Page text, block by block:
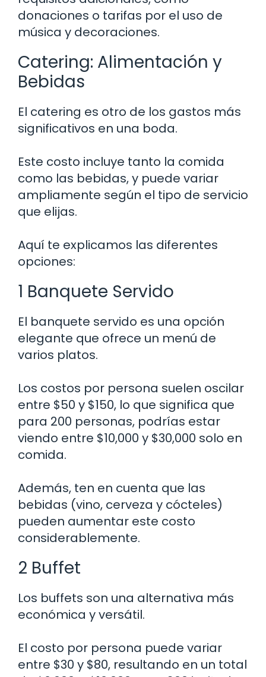
donaciones o tarifas por el uso de
música y decoraciones.
Catering: Alimentación y
Bebidas
El catering es otro de los gastos más
significativos en una boda.
Este costo incluye tanto la comida
como las bebidas, y puede variar
ampliamente según el tipo de servicio
que elijas.
Aquí te explicamos las diferentes
opciones:
1 Banquete Servido
El banquete servido es una opción
elegante que ofrece un menú de
varios platos.
Los costos por persona suelen oscilar
entre $50 y $150, lo que significa que
para 200 personas, podrías estar
viendo entre $10,000 y $30,000 solo en
comida.
Además, ten en cuenta que las
bebidas (vino, cerveza y cócteles)
pueden aumentar este costo
considerablemente.
2 Buffet
Los buffets son una alternativa más
económica y versátil.
El costo por persona puede variar
entre $30 y $80, resultando en un total